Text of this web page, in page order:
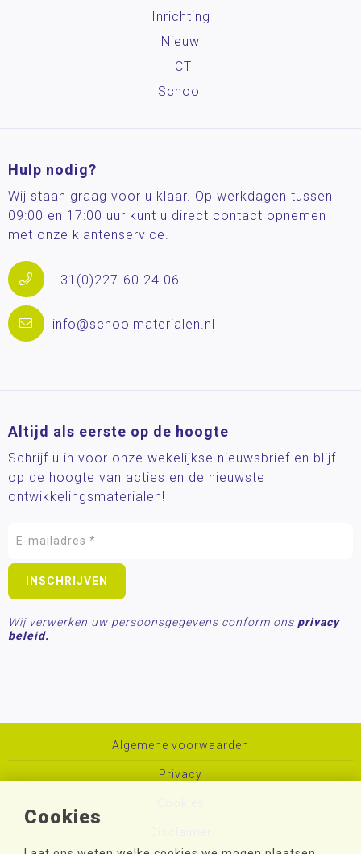
Cookies
Inrichting
Nieuw
ICT
School
Hulp nodig?
Wij staan graag voor u klaar. Op werkdagen tussen
09:00 en 17:00 uur kunt u direct contact opnemen
met onze klantenservice.
+31(0)227-60 24 06
info@schoolmaterialen.nl
Altijd als eerste op de hoogte
Schrijf u in voor onze wekelijkse nieuwsbrief en blijf
op de hoogte van acties en de nieuwste
ontwikkelingsmaterialen!
Wij verwerken uw persoonsgegevens conform ons privacy
beleid.
Algemene voorwaarden
Privacy